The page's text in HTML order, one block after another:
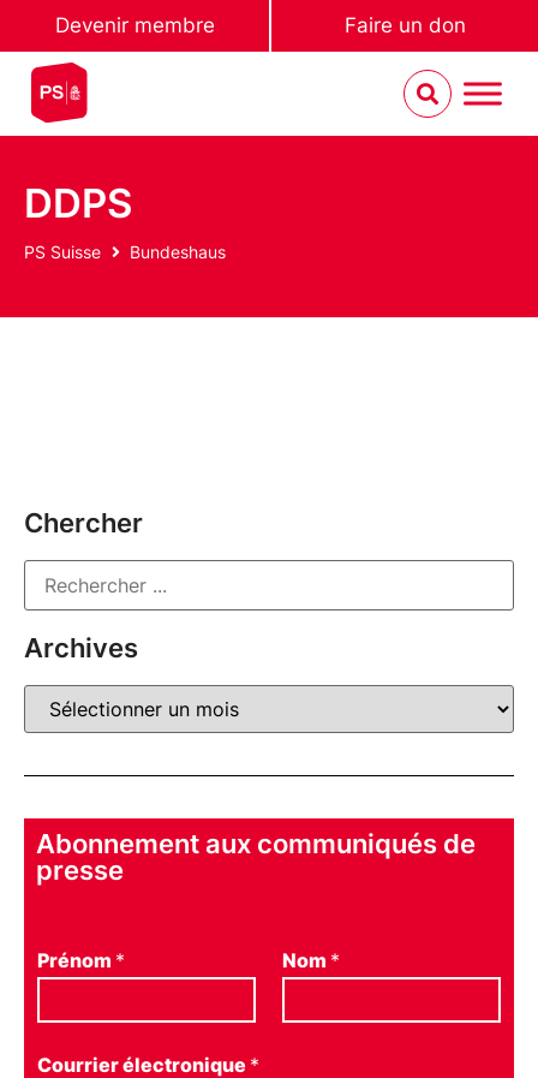
Devenir membre Faire un don
DDPS
PS Suisse Bundeshaus
Chercher
Archives
Abonnement aux communiqués de
presse
Prénom * Nom *
Courrier électronique *